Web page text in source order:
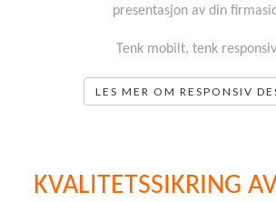
presentasjon av din
Tenk mobilt, tenk
LES MER OM RESPONSIV
KVALITETSSIKRING